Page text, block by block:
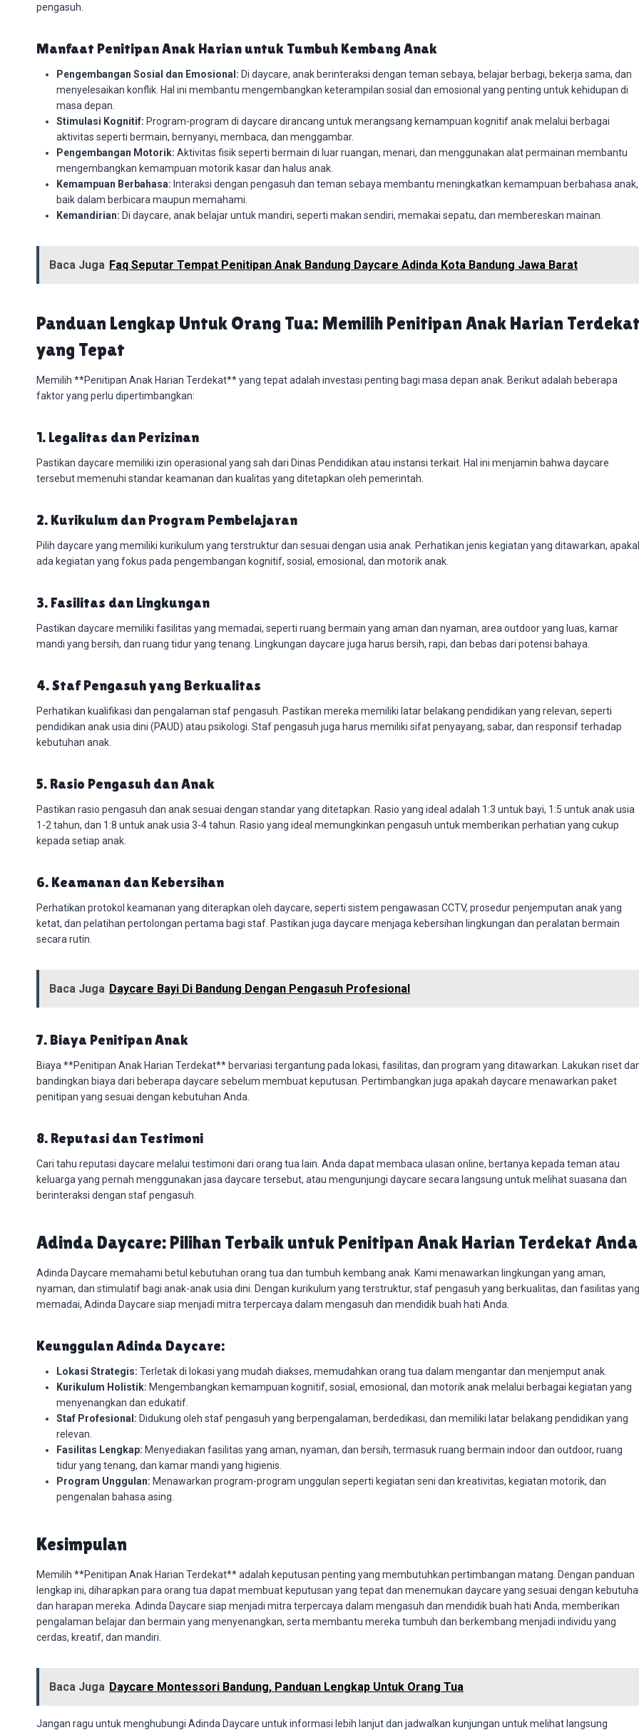
pengasuh.
Manfaat Penitipan Anak Harian untuk Tumbuh Kembang Anak
Pengembangan Sosial dan Emosional: Di daycare, anak berinteraksi dengan teman sebaya, belajar berbagi, bekerja sama, dan
menyelesaikan konflik. Hal ini membantu mengembangkan keterampilan sosial dan emosional yang penting untuk kehidupan di
masa depan.
Stimulasi Kognitif: Program-program di daycare dirancang untuk merangsang kemampuan kognitif anak melalui berbagai
aktivitas seperti bermain, bernyanyi, membaca, dan menggambar.
Pengembangan Motorik: Aktivitas fisik seperti bermain di luar ruangan, menari, dan menggunakan alat permainan membantu
mengembangkan kemampuan motorik kasar dan halus anak.
Kemampuan Berbahasa: Interaksi dengan pengasuh dan teman sebaya membantu meningkatkan kemampuan berbahasa anak,
baik dalam berbicara maupun memahami.
Kemandirian: Di daycare, anak belajar untuk mandiri, seperti makan sendiri, memakai sepatu, dan membereskan mainan.
Baca Juga Faq Seputar Tempat Penitipan Anak Bandung Daycare Adinda Kota Bandung Jawa Barat
Panduan Lengkap Untuk Orang Tua: Memilih Penitipan Anak Harian
yang Tepat
Memilih **Penitipan Anak Harian Terdekat** yang tepat adalah investasi penting bagi masa depan anak. Berikut adalah beberapa
faktor yang perlu dipertimbangkan:
1. Legalitas dan Perizinan
Pastikan daycare memiliki izin operasional yang sah dari Dinas Pendidikan atau instansi terkait. Hal ini menjamin bahwa daycare
tersebut memenuhi standar keamanan dan kualitas yang ditetapkan oleh pemerintah.
2. Kurikulum dan Program Pembelajaran
Pilih daycare yang memiliki kurikulum yang terstruktur dan sesuai dengan usia anak. Perhatikan jenis kegiatan yang ditawarkan,
ada kegiatan yang fokus pada pengembangan kognitif, sosial, emosional, dan motorik anak.
3. Fasilitas dan Lingkungan
Pastikan daycare memiliki fasilitas yang memadai, seperti ruang bermain yang aman dan nyaman, area outdoor yang luas, kamar
mandi yang bersih, dan ruang tidur yang tenang. Lingkungan daycare juga harus bersih, rapi, dan bebas dari potensi bahaya.
4. Staf Pengasuh yang Berkualitas
Perhatikan kualifikasi dan pengalaman staf pengasuh. Pastikan mereka memiliki latar belakang pendidikan yang relevan, seperti
pendidikan anak usia dini (PAUD) atau psikologi. Staf pengasuh juga harus memiliki sifat penyayang, sabar, dan responsif terhadap
kebutuhan anak.
5. Rasio Pengasuh dan Anak
Pastikan rasio pengasuh dan anak sesuai dengan standar yang ditetapkan. Rasio yang ideal adalah 1:3 untuk bayi, 1:5 untuk anak usia
1-2 tahun, dan 1:8 untuk anak usia 3-4 tahun. Rasio yang ideal memungkinkan pengasuh untuk memberikan perhatian yang cukup
kepada setiap anak.
6. Keamanan dan Kebersihan
Perhatikan protokol keamanan yang diterapkan oleh daycare, seperti sistem pengawasan CCTV, prosedur penjemputan anak yang
ketat, dan pelatihan pertolongan pertama bagi staf. Pastikan juga daycare menjaga kebersihan lingkungan dan peralatan bermain
secara rutin.
Baca Juga Daycare Bayi Di Bandung Dengan Pengasuh Profesional
7. Biaya Penitipan Anak
Biaya **Penitipan Anak Harian Terdekat** bervariasi tergantung pada lokasi, fasilitas, dan program yang ditawarkan. Lakukan riset
bandingkan biaya dari beberapa daycare sebelum membuat keputusan. Pertimbangkan juga apakah daycare menawarkan paket
penitipan yang sesuai dengan kebutuhan Anda.
8. Reputasi dan Testimoni
Cari tahu reputasi daycare melalui testimoni dari orang tua lain. Anda dapat membaca ulasan online, bertanya kepada teman atau
keluarga yang pernah menggunakan jasa daycare tersebut, atau mengunjungi daycare secara langsung untuk melihat suasana dan
berinteraksi dengan staf pengasuh.
Adinda Daycare: Pilihan Terbaik untuk Penitipan Anak Harian Terdekat Anda
Adinda Daycare memahami betul kebutuhan orang tua dan tumbuh kembang anak. Kami menawarkan lingkungan yang aman,
nyaman, dan stimulatif bagi anak-anak usia dini. Dengan kurikulum yang terstruktur, staf pengasuh yang berkualitas, dan fasilitas yang
memadai, Adinda Daycare siap menjadi mitra terpercaya dalam mengasuh dan mendidik buah hati Anda.
Keunggulan Adinda Daycare:
Lokasi Strategis: Terletak di lokasi yang mudah diakses, memudahkan orang tua dalam mengantar dan menjemput anak.
Kurikulum Holistik: Mengembangkan kemampuan kognitif, sosial, emosional, dan motorik anak melalui berbagai kegiatan yang
menyenangkan dan edukatif.
Staf Profesional: Didukung oleh staf pengasuh yang berpengalaman, berdedikasi, dan memiliki latar belakang pendidikan yang
relevan.
Fasilitas Lengkap: Menyediakan fasilitas yang aman, nyaman, dan bersih, termasuk ruang bermain indoor dan outdoor, ruang
tidur yang tenang, dan kamar mandi yang higienis.
Program Unggulan: Menawarkan program-program unggulan seperti kegiatan seni dan kreativitas, kegiatan motorik, dan
pengenalan bahasa asing.
Kesimpulan
Memilih **Penitipan Anak Harian Terdekat** adalah keputusan penting yang membutuhkan pertimbangan matang. Dengan panduan
lengkap ini, diharapkan para orang tua dapat membuat keputusan yang tepat dan menemukan daycare yang sesuai dengan
dan harapan mereka. Adinda Daycare siap menjadi mitra terpercaya dalam mengasuh dan mendidik buah hati Anda, memberikan
pengalaman belajar dan bermain yang menyenangkan, serta membantu mereka tumbuh dan berkembang menjadi individu yang
cerdas, kreatif, dan mandiri.
Baca Juga Daycare Montessori Bandung, Panduan Lengkap Untuk Orang Tua
Jangan ragu untuk menghubungi Adinda Daycare untuk informasi lebih lanjut dan jadwalkan kunjungan untuk melihat langsung